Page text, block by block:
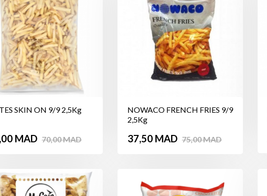
SKIN ON 9/9 2,5Kg
MAD Prix
70,00 MAD
NOWACO FRENCH FRIES 9/9
2,5Kg
Prix
37,50 MAD Prix
75,00 MAD